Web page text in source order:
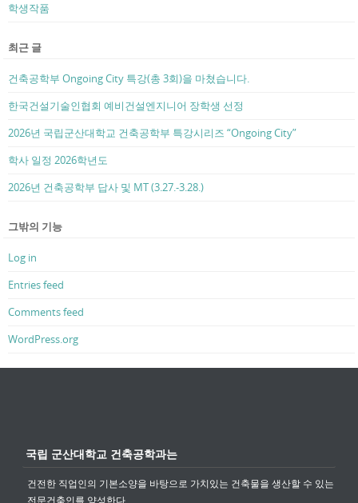
학생작품
최근 글
건축공학부 Ongoing City 특강(총 3회)을 마쳤습니다.
한국건설기술인협회 예비건설엔지니어 장학생 선정
2026년 국립군산대학교 건축공학부 특강시리즈 “Ongoing City”
학사 일정 2026학년도
2026년 건축공학부 답사 및 MT (3.27.-3.28.)
그밖의 기능
Log in
Entries feed
Comments feed
WordPress.org
국립 군산대학교 건축공학과는
건전한 직업인의 기본소양을 바탕으로 가치있는 건축물을 생산할 수 있는
전문건축인를 양성한다.